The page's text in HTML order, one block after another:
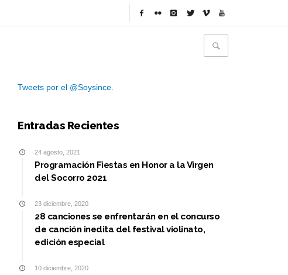
Tweets por el @Soysince.
Entradas Recientes
24 agosto, 2021
Programación Fiestas en Honor a la Virgen
del Socorro 2021
23 diciembre, 2020
28 canciones se enfrentarán en el concurso
de canción inedita del festival violinato,
edición especial
10 diciembre, 2020